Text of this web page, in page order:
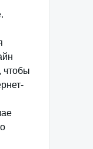
чтобы